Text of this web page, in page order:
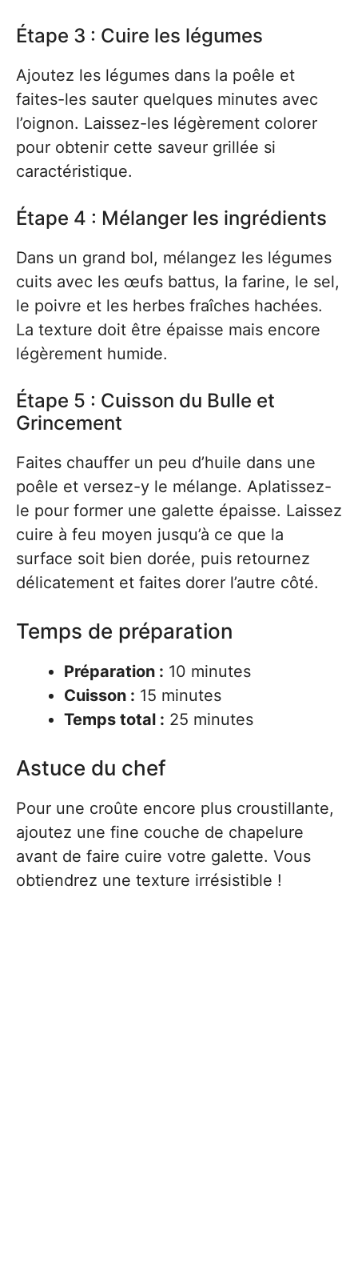
Étape 3 : Cuire les légumes
Ajoutez les légumes dans la poêle et
faites-les sauter quelques minutes avec
l’oignon. Laissez-les légèrement colorer
pour obtenir cette saveur grillée si
caractéristique.
Étape 4 : Mélanger les ingrédients
Dans un grand bol, mélangez les légumes
cuits avec les œufs battus, la farine, le sel,
le poivre et les herbes fraîches hachées.
La texture doit être épaisse mais encore
légèrement humide.
Étape 5 : Cuisson du Bulle et
Grincement
Faites chauffer un peu d’huile dans une
poêle et versez-y le mélange. Aplatissez-
le pour former une galette épaisse. Laissez
cuire à feu moyen jusqu’à ce que la
surface soit bien dorée, puis retournez
délicatement et faites dorer l’autre côté.
Temps de préparation
Préparation : 10 minutes
Cuisson : 15 minutes
Temps total : 25 minutes
Astuce du chef
Pour une croûte encore plus croustillante,
ajoutez une fine couche de chapelure
avant de faire cuire votre galette. Vous
obtiendrez une texture irrésistible !